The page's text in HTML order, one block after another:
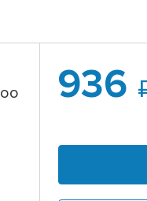
936